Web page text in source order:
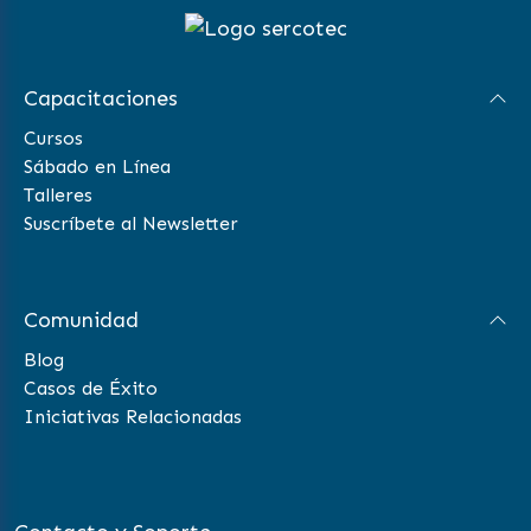
Capacitaciones
Cursos
Sábado en Línea
Talleres
Suscríbete al Newsletter
Comunidad
Blog
Casos de Éxito
Iniciativas Relacionadas